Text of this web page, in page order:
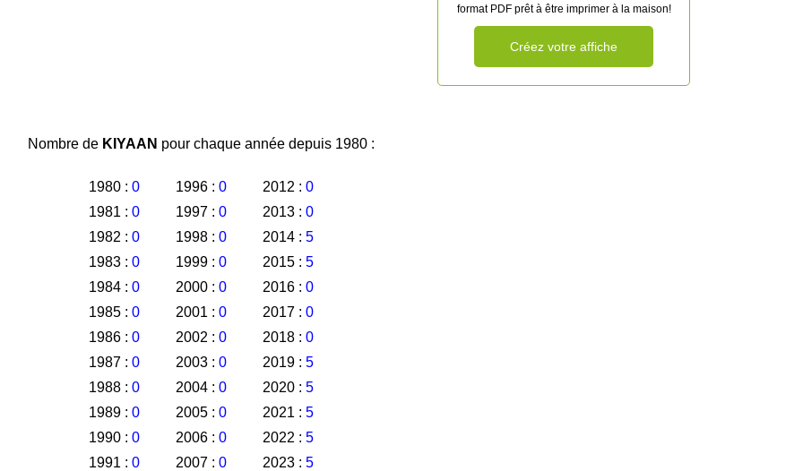
format PDF prêt à être imprimer à la maison!
Créez votre affiche
Nombre de KIYAAN pour chaque année depuis 1980 :
1980 : 0
1981 : 0
1982 : 0
1983 : 0
1984 : 0
1985 : 0
1986 : 0
1987 : 0
1988 : 0
1989 : 0
1990 : 0
1991 : 0
1996 : 0
1997 : 0
1998 : 0
1999 : 0
2000 : 0
2001 : 0
2002 : 0
2003 : 0
2004 : 0
2005 : 0
2006 : 0
2007 : 0
2012 : 0
2013 : 0
2014 : 5
2015 : 5
2016 : 0
2017 : 0
2018 : 0
2019 : 5
2020 : 5
2021 : 5
2022 : 5
2023 : 5